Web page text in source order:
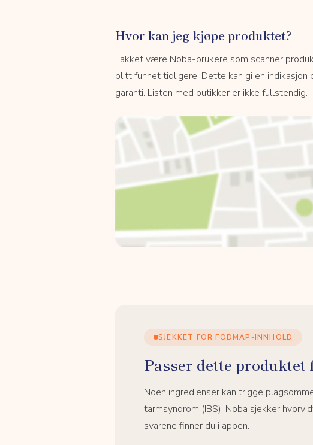
Hvor kan jeg kjøpe produktet?
Takket være Noba-brukere som scanner
blitt funnet tidligere. Dette kan gi en indikasjon
garanti. Listen med butikker er ikke fullstendig.
SJEKKET FOR FODMAP-INNHOLD
Passer dette produktet
Noen ingredienser kan trigge
tarmsyndrom (IBS). Noba sjekker
svarene finner du i appen.